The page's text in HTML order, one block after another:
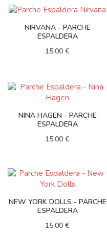
NIRVANA - PARCHE
ESPALDERA
15,00 €
NINA HAGEN - PARCHE
ESPALDERA
15,00 €
NEW YORK DOLLS - PARCHE
ESPALDERA
15,00 €